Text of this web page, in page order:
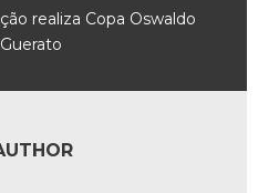
realiza Copa Oswaldo
Guerato